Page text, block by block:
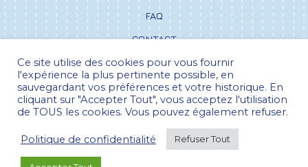
Pour la France métropolitaine, les frais
d'envois sont offerts dès 25 euros d'achats...
FAQ
CONTACT
CGV
POLITIQUE DE CONFIDENTIALITÉ
Paiement 100% sécurisé
Ce site utilise des cookies pour vous fournir
l'expérience la plus pertinente possible, en
sauvegardant vos préférences et votre historique. En
cliquant sur "Accepter Tout", vous acceptez l'utilisation
de TOUS les cookies. Vous pouvez également refuser.
Politique de confidentialité Refuser Tout